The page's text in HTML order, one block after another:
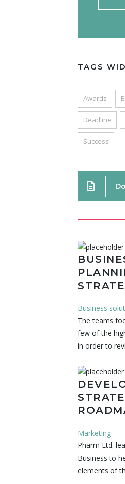
TAGS
Awards
Deadline
Success
Business
The teams
few of the
in order to
Marketing
Pharm Ltd.
Business to
elements of